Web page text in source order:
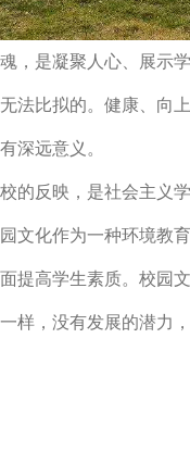
是凝聚人心、展示学
法比拟的。健康、向
深远意义。
反映，是社会主义学
文化作为一种环境教
提高学生素质。校园
样，没有发展的潜力